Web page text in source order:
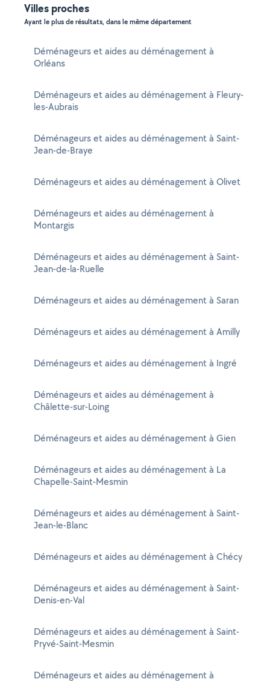
Villes proches
Ayant le plus de résultats, dans le même département
Déménageurs et aides au déménagement à
Orléans
Déménageurs et aides au déménagement à Fleury-
les-Aubrais
Déménageurs et aides au déménagement à Saint-
Jean-de-Braye
Déménageurs et aides au déménagement à Olivet
Déménageurs et aides au déménagement à
Montargis
Déménageurs et aides au déménagement à Saint-
Jean-de-la-Ruelle
Déménageurs et aides au déménagement à Saran
Déménageurs et aides au déménagement à Amilly
Déménageurs et aides au déménagement à Ingré
Déménageurs et aides au déménagement à
Châlette-sur-Loing
Déménageurs et aides au déménagement à Gien
Déménageurs et aides au déménagement à La
Chapelle-Saint-Mesmin
Déménageurs et aides au déménagement à Saint-
Jean-le-Blanc
Déménageurs et aides au déménagement à Chécy
Déménageurs et aides au déménagement à Saint-
Denis-en-Val
Déménageurs et aides au déménagement à Saint-
Pryvé-Saint-Mesmin
Déménageurs et aides au déménagement à